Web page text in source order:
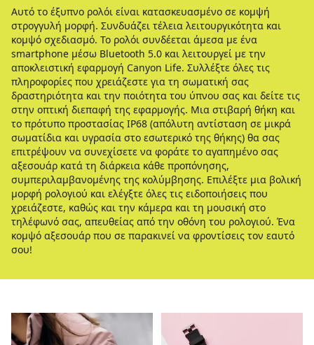
Αυτό το έξυπνο ρολόι είναι κατασκευασμένο σε κομψή
στρογγυλή μορφή. Συνδυάζει τέλεια λειτουργικότητα και
κομψό σχεδιασμό. Το ρολόι συνδέεται άμεσα με ένα
smartphone μέσω Bluetooth 5.0 και λειτουργεί με την
αποκλειστική εφαρμογή Canyon Life. Συλλέξτε όλες τις
πληροφορίες που χρειάζεστε για τη σωματική σας
δραστηριότητα και την ποιότητα του ύπνου σας και δείτε τις
στην οπτική διεπαφή της εφαρμογής. Μια στιβαρή θήκη και
το πρότυπο προστασίας IP68 (απόλυτη αντίσταση σε μικρά
σωματίδια και υγρασία στο εσωτερικό της θήκης) θα σας
επιτρέψουν να συνεχίσετε να φοράτε το αγαπημένο σας
αξεσουάρ κατά τη διάρκεια κάθε προπόνησης,
συμπεριλαμβανομένης της κολύμβησης. Επιλέξτε μια βολική
μορφή ρολογιού και ελέγξτε όλες τις ειδοποιήσεις που
χρειάζεστε, καθώς και την κάμερα και τη μουσική στο
τηλέφωνό σας, απευθείας από την οθόνη του ρολογιού. Ένα
κομψό αξεσουάρ που σε παρακινεί να φροντίσεις τον εαυτό
σου!